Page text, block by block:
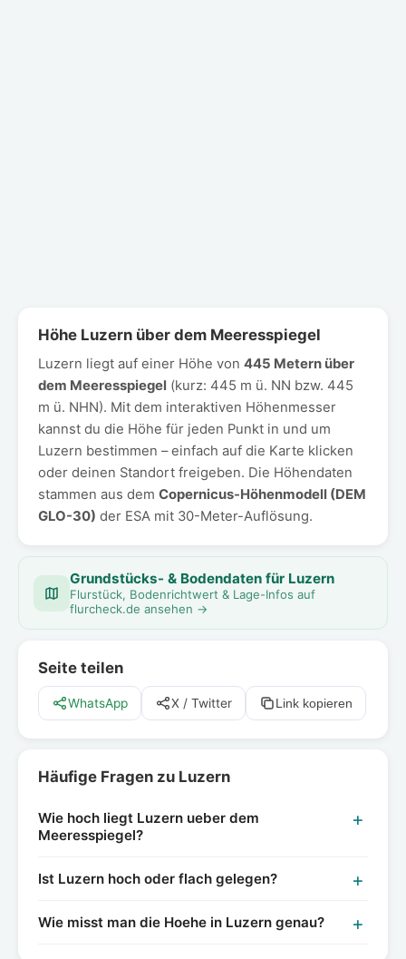
Höhe Luzern über dem Meeresspiegel
Luzern liegt auf einer Höhe von 445 Metern über
dem Meeresspiegel (kurz: 445 m ü. NN bzw. 445
m ü. NHN). Mit dem interaktiven Höhenmesser
kannst du die Höhe für jeden Punkt in und um
Luzern bestimmen – einfach auf die Karte klicken
oder deinen Standort freigeben. Die Höhendaten
stammen aus dem Copernicus-Höhenmodell (DEM
GLO-30) der ESA mit 30-Meter-Auflösung.
Grundstücks- & Bodendaten für Luzern
Flurstück, Bodenrichtwert & Lage-Infos auf
flurcheck.de ansehen →
Seite teilen
WhatsApp X / Twitter Link kopieren
Häufige Fragen zu Luzern
Wie hoch liegt Luzern ueber dem
Meeresspiegel?
Ist Luzern hoch oder flach gelegen?
Wie misst man die Hoehe in Luzern genau?